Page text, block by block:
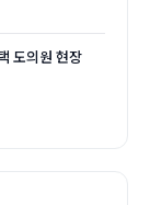
도의원 현장